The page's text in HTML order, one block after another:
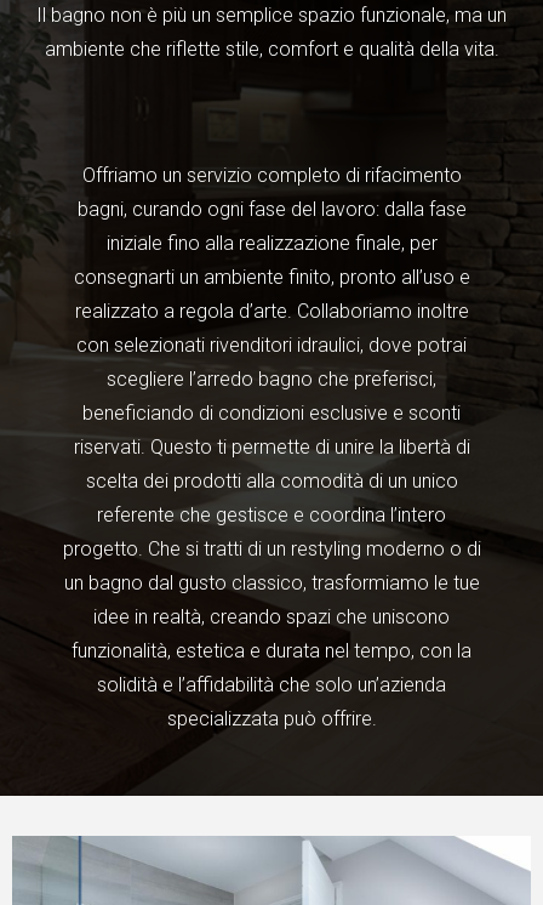
Il bagno non è più un semplice spazio funzionale, ma un
ambiente che riflette stile, comfort e qualità della vita.
Offriamo un servizio completo di rifacimento
bagni, curando ogni fase del lavoro: dalla fase
iniziale fino alla realizzazione finale, per
consegnarti un ambiente finito, pronto all’uso e
realizzato a regola d’arte. Collaboriamo inoltre
con selezionati rivenditori idraulici, dove potrai
scegliere l’arredo bagno che preferisci,
beneficiando di condizioni esclusive e sconti
riservati. Questo ti permette di unire la libertà di
scelta dei prodotti alla comodità di un unico
referente che gestisce e coordina l’intero
progetto. Che si tratti di un restyling moderno o di
un bagno dal gusto classico, trasformiamo le tue
idee in realtà, creando spazi che uniscono
funzionalità, estetica e durata nel tempo, con la
solidità e l’affidabilità che solo un’azienda
specializzata può offrire.